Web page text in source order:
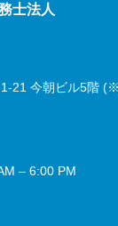
士法人
21 今朝ビル5階
– 6:00 PM